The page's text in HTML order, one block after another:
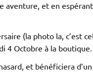
aventure, et en
(la photo la, c’est
4 Octobre à la boutique.
et bénéficiera